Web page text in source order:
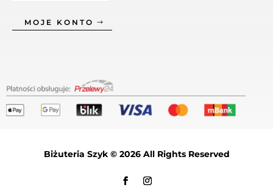
MOJE KONTO
Biżuteria Szyk © 2026 All Rights Reserved